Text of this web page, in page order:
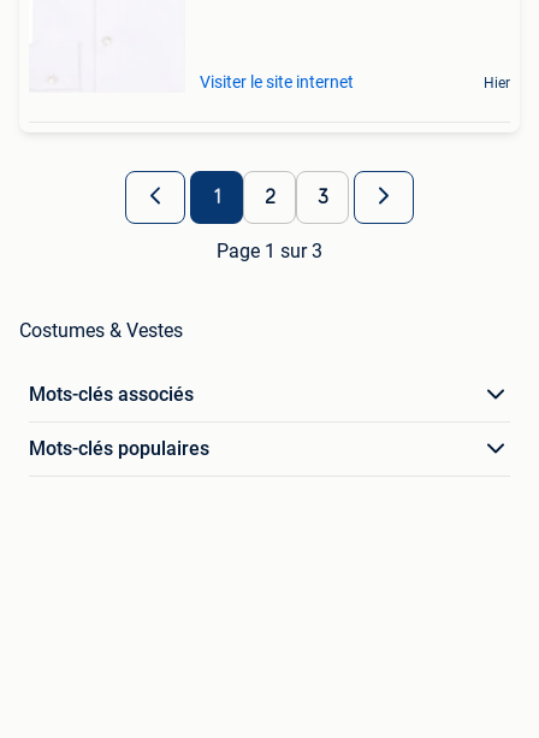
Visiter le site internet Hier
1 2 3
Page 1 sur 3
Costumes & Vestes
Mots-clés associés
Mots-clés populaires